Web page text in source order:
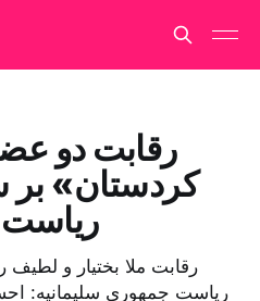
رقابت دو
کردستان» بر
رقابت ملا بختیار و
ریاست جمهوری سلیمانیه: